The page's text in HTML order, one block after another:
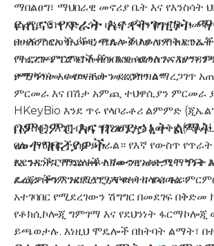
ማበልፀግ፣ ማህበራዊ መኖሪያ ቤት እና የእንስሳት
ጨምሮ የበጎ አድራጎት ሁኔታዎችን በጥብቅ
ታዛዥ ሰርጦች ይመነጫሉ። ይህ ሁሉም
የተደረጉ ምርምሮች ከሰብአዊ ሳይንስ እና ከሥነ
የሚጣጣሙ መሆናቸውን ያረጋግጣል።
የጤና፣ የጥራት እና የተገዢነት
በሁሉም የኤንኤችፒ ሞዴሎች ላይ ጥብቅ የጥራት
ማረጋገጫ ፕሮቶኮሎችን እንጠብቃለን። እያንዳንዱ
ታማኝነት እና የውጤት መራባትን ለማረጋገጥ
ምርመራ እና በሽታ አምጪ ተህዋሲያን ምርመራ
HKeyBio እንደ ጥሩ የላቦራቶሪ ልምምድ
የእንስሳት እንክብካቤ ግምገማ እና እውቅና
ባሉ ማዕቀፎች ስር ይሰራል። የእኛ የውስጥ
እያንዳንዱ ሞዴል ከፍተኛውን የአስተማማኝነት
ደረጃዎችን እንደሚያሟላ ዋስትና ይሰጣል።
በምርምር እና በመድኃኒት
መተግበሪያዎች
የኤንኤችፒ ሞዴሎች ለዘመናዊ መድኃኒት ግኝት
ፈጠራ በጣም አስፈላጊ ናቸው። ከላቦራቶሪ
አተገባበር የሚደረገውን ሽግግር በመደገፍ
የቶክሲኮሎጂ ግምገማ እና የደህንነት
ይጫወታሉ. እነዚህ ሞዴሎች በክትባት ልማት፣